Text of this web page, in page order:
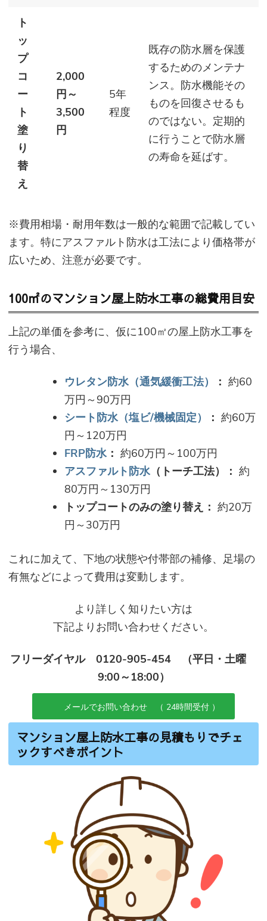
ト
ッ
プ
コ
ー
ト
塗
り
替
え
2,000
円～
3,500
円
5年
程度
既存の防水層を保護
するためのメンテナ
ンス。防水機能その
ものを回復させるも
のではない。定期的
に行うことで防水層
の寿命を延ばす。
※費用相場・耐用年数は一般的な範囲で記載してい
ます。特にアスファルト防水は工法により価格帯が
広いため、注意が必要です。
100㎡のマンション屋上防水工事の総費用目安
上記の単価を参考に、仮に100㎡の屋上防水工事を
行う場合、
ウレタン防水（通気緩衝工法） ： 約60
万円～90万円
シート防水（塩ビ/機械固定）
： 約60万
円～120万円
FRP防水 ： 約60万円～100万円
アスファルト防水 （トーチ工法）： 約
80万円～130万円
トップコートのみの塗り替え： 約20万
円～30万円
これに加えて、下地の状態や付帯部の補修、足場の
有無などによって費用は変動します。
より詳しく知りたい方は
下記よりお問い合わせください。
フリーダイヤル 0120-905-454 （平日・土曜
9:00～18:00）
メールでお問い合わせ （ 24時間受付 ）
マンション屋上防水工事の見積もりでチェ
ックすべきポイント